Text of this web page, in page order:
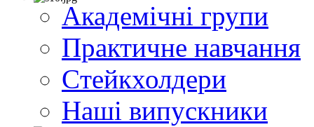
Академічні групи
Практичне навчання
Cтейкхолдери
Наші випускники